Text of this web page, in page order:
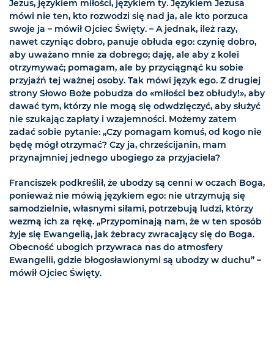
Jezus, językiem miłości, językiem ty. Językiem Jezusa
mówi nie ten, kto rozwodzi się nad ja, ale kto porzuca
swoje ja – mówił Ojciec Święty. – A jednak, ileż razy,
nawet czyniąc dobro, panuje obłuda ego: czynię dobro,
aby uważano mnie za dobrego; daję, ale aby z kolei
otrzymywać; pomagam, ale by przyciągnąć ku sobie
przyjaźń tej ważnej osoby. Tak mówi język ego. Z drugiej
strony Słowo Boże pobudza do «miłości bez obłudy!», aby
dawać tym, którzy nie mogą się odwdzięczyć, aby służyć
nie szukając zapłaty i wzajemności. Możemy zatem
zadać sobie pytanie: „Czy pomagam komuś, od kogo nie
będę mógł otrzymać? Czy ja, chrześcijanin, mam
przynajmniej jednego ubogiego za przyjaciela?
Franciszek podkreślił, że ubodzy są cenni w oczach Boga,
ponieważ nie mówią językiem ego: nie utrzymują się
samodzielnie, własnymi siłami, potrzebują ludzi, którzy
wezmą ich za rękę. „Przypominają nam, że w ten sposób
żyje się Ewangelią, jak żebracy zwracający się do Boga.
Obecność ubogich przywraca nas do atmosfery
Ewangelii, gdzie błogosławionymi są ubodzy w duchu” –
mówił Ojciec Święty.